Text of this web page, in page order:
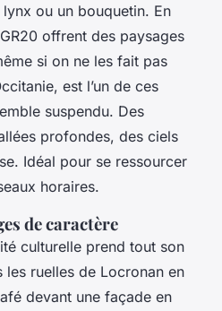
ou un bouquetin. En
offrent des paysages
si on ne les fait pas
est l’un de ces
suspendu. Des
profondes, des ciels
Idéal pour se ressourcer
horaires.
de caractère
culturelle prend tout son
les ruelles de Locronan en
devant une façade en